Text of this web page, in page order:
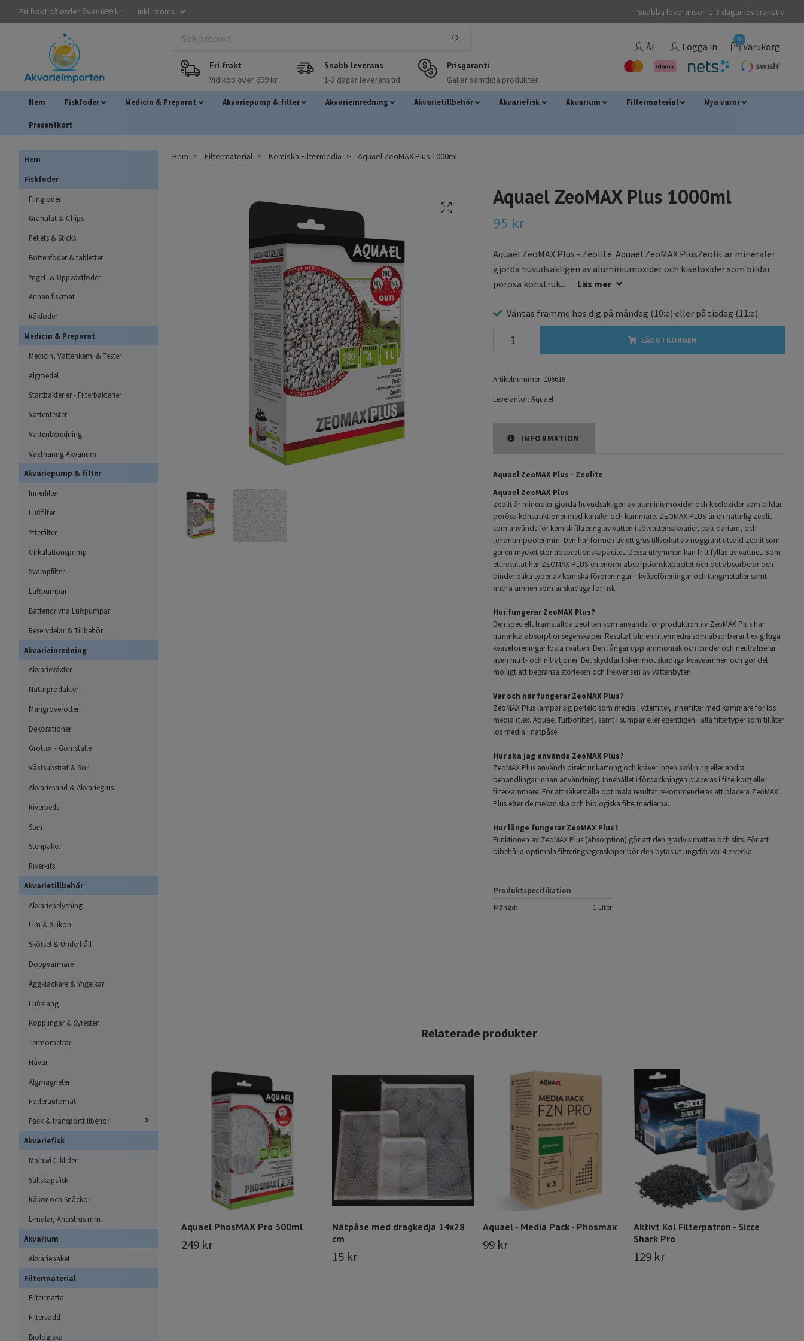
Fri frakt på order över 699 kr! Inkl. moms Snabba leveranser: 1-3 dagar leveranstid
Fri frakt
Vid köp över 699 kr
Snabb leverans
1-3 dagar leveranstid
Prisgaranti
Gäller samtliga produkter
ÅF Logga in
0
Varukorg
Hem Fiskfoder Medicin & Preparat Akvariepump & filter Akvarieinredning Akvarietillbehör Akvariefisk Akvarium Filtermaterial Nya varor
Presentkort
Hem
Fiskfoder
Flingfoder
Granulat & Chips
Pellets & Sticks
Bottenfoder & tabletter
Yngel- & Uppväxtfoder
Annan fiskmat
Räkfoder
Medicin & Preparat
Medicin, Vattenkemi & Tester
Algmedel
Startbakterier - Filterbakterier
Vattentester
Vattenberedning
Växtnäring Akvarium
Akvariepump & filter
Innerfilter
Luftfilter
Ytterfilter
Cirkulationspump
Svampfilter
Luftpumpar
Batteridrivna Luftpumpar
Reservdelar & Tillbehör
Akvarieinredning
Akvarieväxter
Naturprodukter
Mangroverötter
Dekorationer
Grottor - Gömställe
Växtsubstrat & Soil
Akvariesand & Akvariegrus
Riverbeds
Sten
Stenpaket
Riverkits
Akvarietillbehör
Akvariebelysning
Lim & Silikon
Skötsel & Underhåll
Doppvärmare
Äggkläckare & Yngelkar
Luftslang
Kopplingar & Syresten
Termometrar
Håvar
Algmagneter
Foderautomat
Pack & transporttillbehör
Akvariefisk
Malawi Ciklider
Sällskapsfisk
Räkor och Snäckor
L-malar, Ancistrus mm.
Akvarium
Akvariepaket
Filtermaterial
Filtermatta
Filtervadd
Biologiska
Hem Filtermaterial Kemiska Filtermedia Aquael ZeoMAX Plus 1000ml
Aquael ZeoMAX Plus 1000ml
95 kr
Aquael ZeoMAX Plus - Zeolite Aquael ZeoMAX PlusZeolit är mineraler
gjorda huvudsakligen av aluminiumoxider och kiseloxider som bildar
porösa konstruk...
Läs mer
Väntas framme hos dig på måndag (10:e) eller på tisdag (11:e)
LÄGG I KORGEN
Artikelnummer: 106616
Leverantör: Aquael
INFORMATION
Aquael ZeoMAX Plus - Zeolite
Aquael ZeoMAX Plus
Zeolit är mineraler gjorda huvudsakligen av aluminiumoxider och kiseloxider som bildar
porösa konstruktioner med kanaler och kammare. ZEOMAX PLUS är en naturlig zeolit
som används för kemisk filtrering av vatten i sötvattensakvarier, paludarium, och
terrariumpooler mm. Den har formen av ett grus tillverkat av noggrant utvald zeolit som
ger en mycket stor absorptionskapacitet. Dessa utrymmen kan fritt fyllas av vattnet. Som
ett resultat har ZEOMAX PLUS en enorm absorptionskapacitet och det absorberar och
binder olika typer av kemiska föroreningar – kväveföreningar och tungmetaller samt
andra ämnen som är skadliga för fisk.
Hur fungerar ZeoMAX Plus?
Den speciellt framställda zeoliten som används för produktion av ZeoMAX Plus har
utmärkta absorptionsegenskaper. Resultat blir en filtermedia som absorberar t.ex giftiga
kväveföreningar lösta i vatten. Den fångar upp ammoniak och binder och neutraliserar
även nitrit- och nitratjoner. Det skyddar fisken mot skadliga kväveämnen och gör det
möjligt att begränsa storleken och frekvensen av vattenbyten.
Var och när fungerar ZeoMAX Plus?
ZeoMAX Plus lämpar sig perfekt som media i ytterfilter, innerfilter med kammare för lös
media (t.ex. Aquael Turbofilter), samt i sumpar eller egentligen i alla filtertyper som tillåter
lös media i nätpåse.
Hur ska jag använda ZeoMAX Plus?
ZeoMAX Plus används direkt ur kartong och kräver ingen sköljning eller andra
behandlingar innan användning. Innehållet i förpackningen placeras i filterkorg eller
filterkammare. För att säkerställa optimala resultat rekommenderas att placera ZeoMAX
Plus efter de mekaniska och biologiska filtermedierna.
Hur länge fungerar ZeoMAX Plus?
Funktionen av ZeoMAX Plus (absorption) gör att den gradvis mättas och slits. För att
bibehålla optimala filtreringsegenskaper bör den bytas ut ungefär var 4:e vecka.
Produktspecifikation
Mängd:
1 Liter
Aquael PhosMAX Pro 300ml
249 kr
Nätpåse med dragkedja 14x28
cm
15 kr
Aquael - Media Pack - Phosmax
99 kr
Aktivt Kol Filterpatron - Sicce
Shark Pro
129 kr